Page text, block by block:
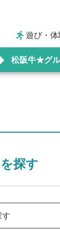
遊び・体
松阪牛★グ
探す